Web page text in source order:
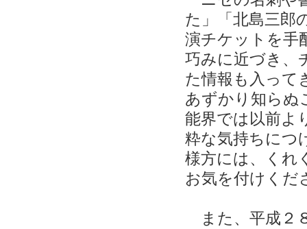
た」「北島三郎
演チケットを手
巧みに近づき、
た情報も入って
あずかり知らぬ
能界では以前よ
粋な気持ちにつ
様方には、くれ
お気を付けくだ
また、平成２